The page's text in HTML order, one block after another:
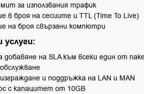
за използвания трафик
в броя на сесиите и TTL (Time To Live)
на броя свързани компютри
добавяне на SLA към всеки един от
и поддръжка на LAN и MAN
с капацитет от 10GB